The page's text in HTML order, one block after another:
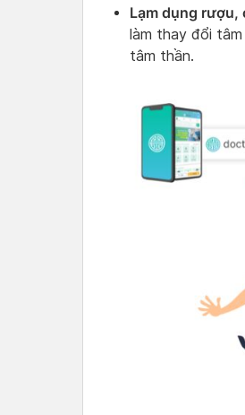
Lạm dụng rượu,
làm thay đổi
tâm thần.